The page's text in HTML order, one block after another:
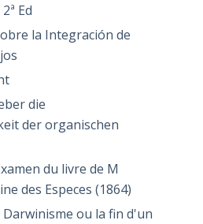
Ed
la Integración de
die
der organischen
du livre de M
des Especes (1864)
Darwinisme ou la fin d'un